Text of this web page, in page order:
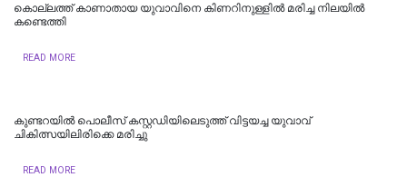
കൊല്ലത്ത് കാണാതായ യുവാവിനെ കിണറിനുള്ളിൽ മരിച്ച നിലയിൽ
കണ്ടെത്തി
READ MORE
കുണ്ടറയിൽ പൊലീസ് കസ്റ്റഡിയിലെടുത്ത് വിട്ടയച്ച യുവാവ്
ചികിത്സയിലിരിക്കെ മരിച്ചു
READ MORE